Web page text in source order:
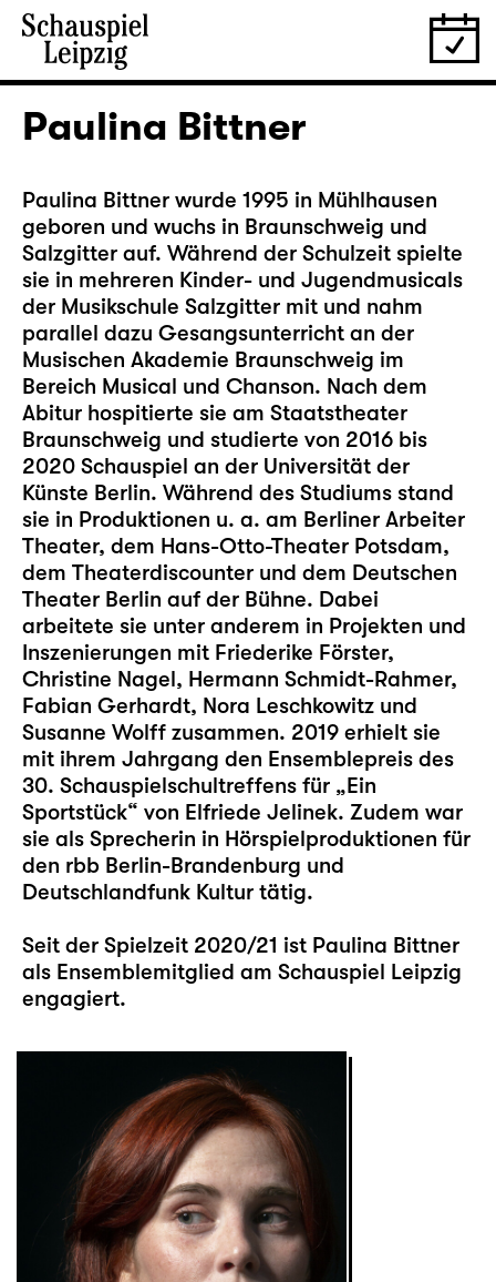
Paulina Bittner
Paulina Bittner wurde 1995 in Mühlhausen
geboren und wuchs in Braunschweig und
Salzgitter auf. Während der Schulzeit spielte
sie in mehreren Kinder- und Jugendmusicals
der Musikschule Salzgitter mit und nahm
parallel dazu Gesangsunterricht an der
Musischen Akademie Braunschweig im
Bereich Musical und Chanson. Nach dem
Abitur hospitierte sie am Staatstheater
Braunschweig und studierte von 2016 bis
2020 Schauspiel an der Universität der
Künste Berlin. Während des Studiums stand
sie in Produktionen u. a. am Berliner Arbeiter
Theater, dem Hans-Otto-Theater Potsdam,
dem Theaterdiscounter und dem Deutschen
Theater Berlin auf der Bühne. Dabei
arbeitete sie unter anderem in Projekten und
Inszenierungen mit Friederike Förster,
Christine Nagel, Hermann Schmidt-Rahmer,
Fabian Gerhardt, Nora Leschkowitz und
Susanne Wolff zusammen. 2019 erhielt sie
mit ihrem Jahrgang den Ensemblepreis des
30. Schauspielschultreffens für „Ein
Sportstück“ von Elfriede Jelinek. Zudem war
sie als Sprecherin in Hörspielproduktionen für
den rbb Berlin-Brandenburg und
Deutschlandfunk Kultur tätig.
Seit der Spielzeit 2020/21 ist Paulina Bittner
als Ensemblemitglied am Schauspiel Leipzig
engagiert.